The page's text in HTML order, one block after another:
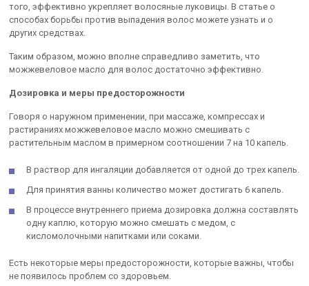
того, эффективно укрепляет волосяные луковицы. В статье о
способах борьбы против выпадения волос можете узнать и о
других средствах.
Таким образом, можно вполне справедливо заметить, что
можжевеловое масло для волос достаточно эффективно.
Дозировка и меры предосторожности
Говоря о наружном применении, при массаже, компрессах и
растираниях можжевеловое масло можно смешивать с
растительным маслом в примерном соотношении 7 на 10 капель.
В раствор для ингаляции добавляется от одной до трех капель.
Для принятия ванны количество может достигать 6 капель.
В процессе внутреннего приема дозировка должна составлять
одну каплю, которую можно смешать с медом, с
кисломолочными напитками или соками.
Есть некоторые меры предосторожности, которые важны, чтобы
не появилось проблем со здоровьем.